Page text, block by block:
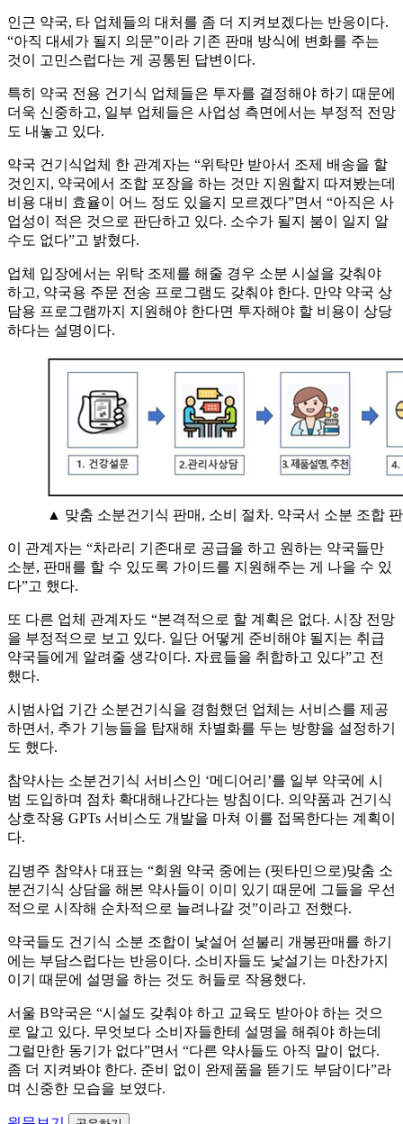
인근 약국, 타 업체들의 대처를 좀 더 지켜보겠다는 반응이다.
“아직 대세가 될지 의문”이라 기존 판매 방식에 변화를 주는
것이 고민스럽다는 게 공통된 답변이다.
특히 약국 전용 건기식 업체들은 투자를 결정해야 하기 때문에
더욱 신중하고, 일부 업체들은 사업성 측면에서는 부정적 전망
도 내놓고 있다.
약국 건기식업체 한 관계자는 “위탁만 받아서 조제 배송을 할
것인지, 약국에서 조합 포장을 하는 것만 지원할지 따져봤는데
비용 대비 효율이 어느 정도 있을지 모르겠다”면서 “아직은 사
업성이 적은 것으로 판단하고 있다. 소수가 될지 붐이 일지 알
수도 없다”고 밝혔다.
업체 입장에서는 위탁 조제를 해줄 경우 소분 시설을 갖춰야
하고, 약국용 주문 전송 프로그램도 갖춰야 한다. 만약 약국 상
담용 프로그램까지 지원해야 한다면 투자해야 할 비용이 상당
하다는 설명이다.
▲ 맞춤 소분건기식 판매, 소비 절차. 약국서 소분 조합
이 관계자는 “차라리 기존대로 공급을 하고 원하는 약국들만
소분, 판매를 할 수 있도록 가이드를 지원해주는 게 나을 수 있
다”고 했다.
또 다른 업체 관계자도 “본격적으로 할 계획은 없다. 시장 전망
을 부정적으로 보고 있다. 일단 어떻게 준비해야 될지는 취급
약국들에게 알려줄 생각이다. 자료들을 취합하고 있다”고 전
했다.
시범사업 기간 소분건기식을 경험했던 업체는 서비스를 제공
하면서, 추가 기능들을 탑재해 차별화를 두는 방향을 설정하기
도 했다.
참약사는 소분건기식 서비스인 ‘메디어리’를 일부 약국에 시
범 도입하며 점차 확대해나간다는 방침이다. 의약품과 건기식
상호작용 GPTs 서비스도 개발을 마쳐 이를 접목한다는 계획이
다.
김병주 참약사 대표는 “회원 약국 중에는 (핏타민으로)맞춤 소
분건기식 상담을 해본 약사들이 이미 있기 때문에 그들을 우선
적으로 시작해 순차적으로 늘려나갈 것”이라고 전했다.
약국들도 건기식 소분 조합이 낯설어 섣불리 개봉판매를 하기
에는 부담스럽다는 반응이다. 소비자들도 낯설기는 마찬가지
이기 때문에 설명을 하는 것도 허들로 작용했다.
서울 B약국은 “시설도 갖춰야 하고 교육도 받아야 하는 것으
로 알고 있다. 무엇보다 소비자들한테 설명을 해줘야 하는데
그럴만한 동기가 없다”면서 “다른 약사들도 아직 말이 없다.
좀 더 지켜봐야 한다. 준비 없이 완제품을 뜯기도 부담이다”라
며 신중한 모습을 보였다.